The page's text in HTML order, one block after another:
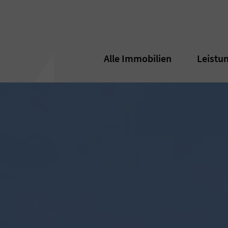
Alle Immobilien
Alle Immobilien